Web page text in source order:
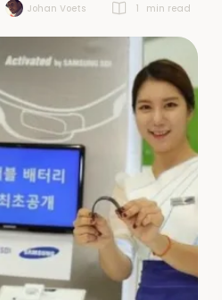
Johan Voets 1 min read